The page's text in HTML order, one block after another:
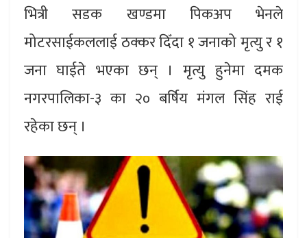
भित्री सडक खण्डमा पिकअप भेनले
मोटरसाईकललाई ठक्कर दिँदा १ जनाको मृत्यु र १
जना घाईते भएका छन् । मृत्यु हुनेमा दमक
नगरपालिका-३ का २० बर्षिय मंगल सिंह राई
रहेका छन् ।